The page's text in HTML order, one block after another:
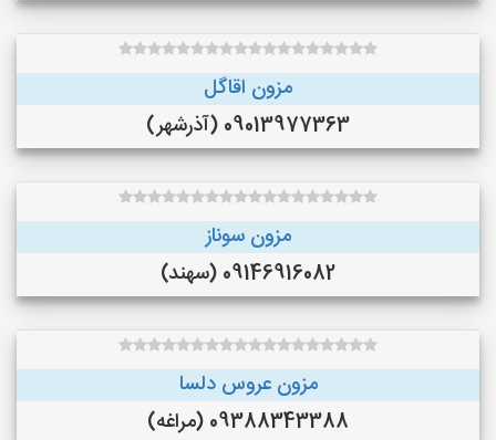
مزون اقاگل
09013977363 (آذرشهر)
مزون سوناز
09146916082 (سهند)
مزون عروس دلسا
09388343388 (مراغه)